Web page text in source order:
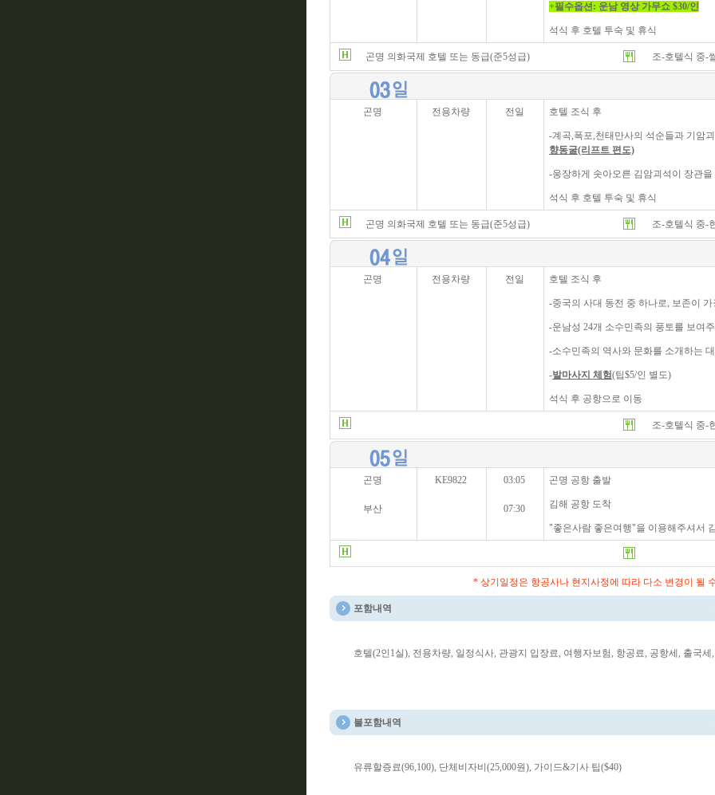
+필수옵션: 운남 영상 가무쇼 $30/인
석식 후 호텔 투숙 및 휴식
곤명 의화국제 호텔 또는 동급(준5성급) 조-호텔식 중-
곤명 전용차량 전일 호텔 조식 후
-계곡,폭포,천태만사의 석순들과 기암
향동굴(리프트 편도)
-웅장하게 솟아오른 김암괴석이 장관
석식 후 호텔 투숙 및 휴식
곤명 의화국제 호텔 또는 동급(준5성급) 조-호텔식 중-
곤명 전용차량 전일 호텔 조식 후
-중국의 사대 동전 중 하나로, 보존이
-운남성 24개 소수민족의 풍토를 보여
-소수민족의 역사와 문화를 소개하는
-발마사지 체험(팁$5/인 별도)
석식 후 공항으로 이동
조-호텔식 중-
곤명
부산
KE9822 03:05
07:30
곤명 공항 출발
김해 공항 도착
"좋은사람 좋은여행"을 이용해주셔서
* 상기일정은 항공사나 현지사정에 따라 다소 변경이 될
포함내역
호텔(2인1실), 전용차량, 일정식사, 관광지 입장료, 여행자보험, 항공료, 공항세, 출국세
불포함내역
유류할증료(96,100), 단체비자비(25,000원), 가이드&기사 팁($40)